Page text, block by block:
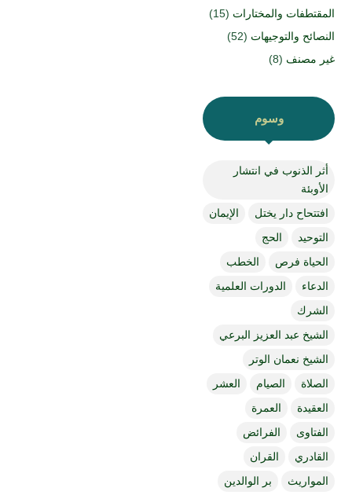
المقتطفات والمختارات (15)
النصائح والتوجيهات (52)
غير مصنف (8)
وسوم
أثر الذنوب في انتشار
الأوبئة
افتتحاح دار يختل
الإيمان
التوحيد
الحج
الحياة فرص
الخطب
الدعاء
الدورات العلمية
الشرك
الشيخ عبد العزيز البرعي
الشيخ نعمان الوتر
الصلاة
الصيام
العشر
العقيدة
العمرة
الفتاوى
الفرائض
القادري
القران
المواريث
بر الوالدين